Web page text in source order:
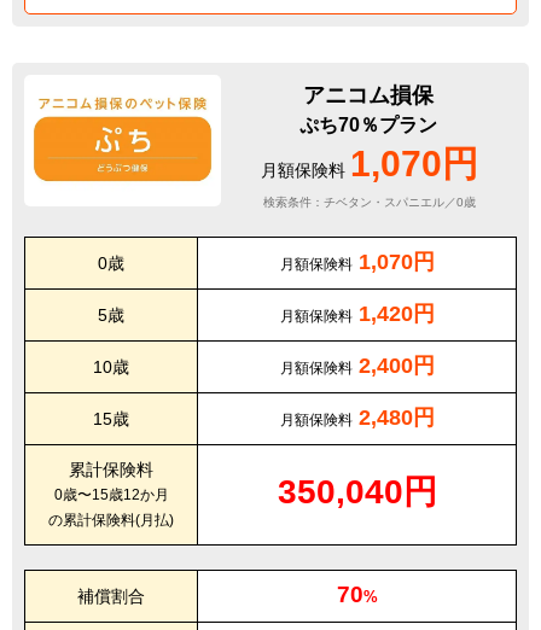
アニコム損保
ぷち70％プラン
月額保険料 1,070円
検索条件：チベタン・スパニエル／0歳
0歳 月額保険料 1,070円
5歳 月額保険料 1,420円
10歳 月額保険料 2,400円
15歳 月額保険料 2,480円
累計保険料
0歳〜15歳12か月
の累計保険料(月払)
350,040円
補償割合 70%